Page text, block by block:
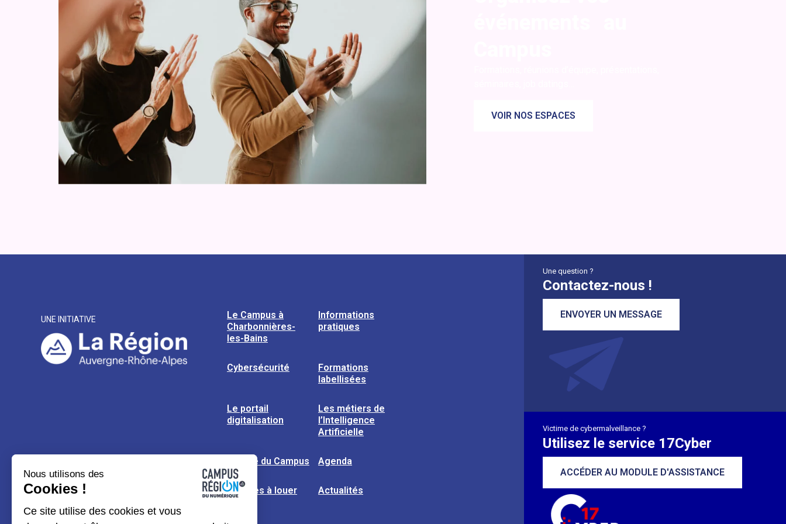
VOIR NOS ESPACES
UNE INITIATIVE
Le Campus à
Charbonnières-
les-Bains
Informations
pratiques
Cybersécurité
Formations
labellisées
Le portail
digitalisation
Les métiers de
l’Intelligence
Artificielle
L’usine du Campus Agenda
Espaces à louer Actualités
Une question ?
Contactez-nous !
ENVOYER UN MESSAGE
Victime de cybermalveillance ?
Utilisez le service 17Cyber
ACCÉDER AU MODULE D'ASSISTANCE
Nous utilisons des
Cookies !
Ce site utilise des cookies et vous